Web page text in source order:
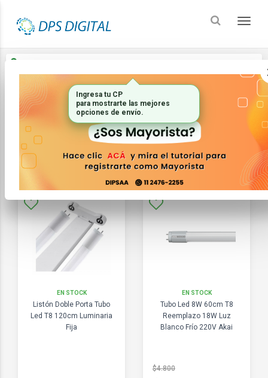
Inicio Iluminacion Tubos, Listones y Perfiles
ORDENAR
EN STOCK
Listón Doble Porta Tubo
Led T8 120cm Luminaria
Fija
EN STOCK
Tubo Led 8W 60cm T8
Reemplazo 18W Luz
Blanco Frío 220V Akai
$4.800